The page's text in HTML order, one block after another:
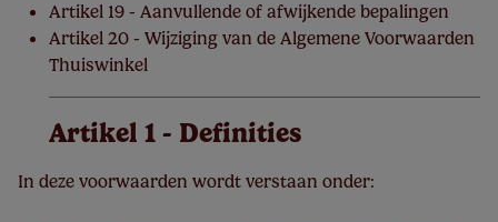
Artikel 19 - Aanvullende of afwijkende bepalingen
Artikel 20 - Wijziging van de Algemene Voorwaarden
Thuiswinkel
Artikel 1 - Definities
In deze voorwaarden wordt verstaan onder: